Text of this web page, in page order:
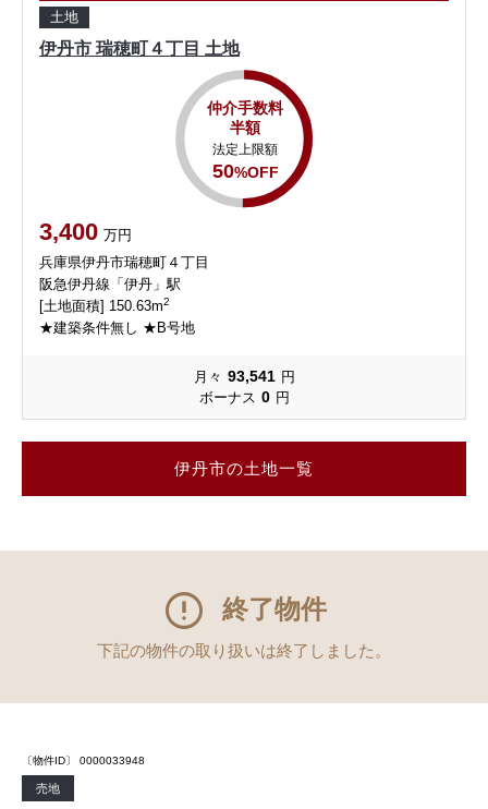
土地
伊丹市 瑞穂町４丁目 土地
仲介手数料
半額
法定上限額
50%OFF
3,400 万円
兵庫県伊丹市瑞穂町４丁目
阪急伊丹線「伊丹」駅
[土地面積] 150.63m2
★建築条件無し ★B号地
月々 93,541 円
ボーナス 0 円
伊丹市の土地一覧
終了物件
下記の物件の取り扱いは終了しました。
〔物件ID〕 0000033948
売地